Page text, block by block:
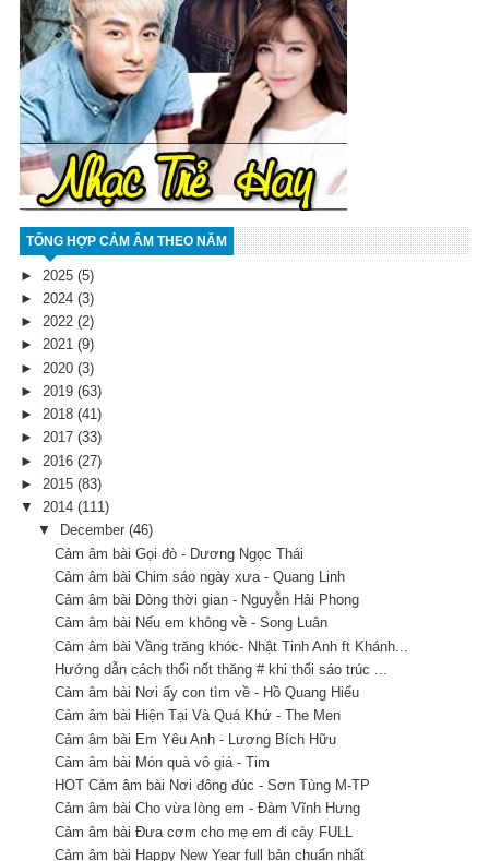
TỔNG HỢP CẢM ÂM THEO NĂM
► 2025 (5)
► 2024 (3)
► 2022 (2)
► 2021 (9)
► 2020 (3)
► 2019 (63)
► 2018 (41)
► 2017 (33)
► 2016 (27)
► 2015 (83)
▼ 2014 (111)
▼
December (46)
Cảm âm bài Gọi đò - Dương Ngọc Thái
Cảm âm bài Chim sáo ngày xưa - Quang Linh
Cảm âm bài Dòng thời gian - Nguyễn Hải Phong
Cảm âm bài Nếu em không về - Song Luân
Cảm âm bài Vầng trăng khóc- Nhật Tinh Anh ft Khánh...
Hướng dẫn cách thổi nốt thăng # khi thổi sáo trúc ...
Cảm âm bài Nơi ấy con tìm về - Hồ Quang Hiếu
Cảm âm bài Hiện Tại Và Quá Khứ - The Men
Cảm âm bài Em Yêu Anh - Lương Bích Hữu
Cảm âm bài Món quà vô giá - Tim
HOT Cảm âm bài Nơi đông đúc - Sơn Tùng M-TP
Cảm âm bài Cho vừa lòng em - Đàm Vĩnh Hưng
Cảm âm bài Đưa cơm cho mẹ em đi cày FULL
Cảm âm bài Happy New Year full bản chuẩn nhất